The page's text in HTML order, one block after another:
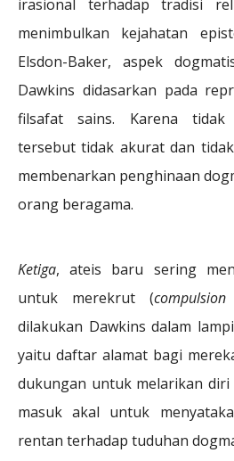
irasional terhadap tradisi
menimbulkan kejahatan
Elsdon-Baker, aspek
Dawkins didasarkan pada
filsafat sains. Karena tidak
tersebut tidak akurat dan
membenarkan penghinaan
orang beragama.
Ketiga, ateis baru sering
untuk merekrut (
dilakukan Dawkins dalam
yaitu daftar alamat bagi
dukungan untuk melarikan diri
masuk akal untuk
rentan terhadap tuduhan